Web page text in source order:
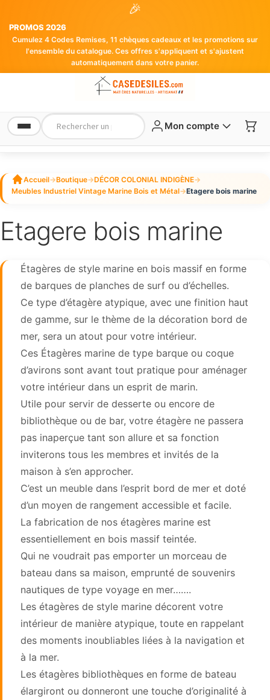
🎉
PROMOS 2026
Cumulez 4 Codes Remises, 11 chèques cadeaux et les promotions sur
l'ensemble du catalogue. Ces offres s'appliquent et s'ajustent
automatiquement dans votre panier.
Mon compte
Accueil→Boutique→DÉCOR COLONIAL INDIGÈNE→
Meubles Industriel Vintage Marine Bois et Métal→Etagere bois marine
Etagere bois marine
Étagères de style marine en bois massif en forme
de barques de planches de surf ou d’échelles.
Ce type d’étagère atypique, avec une finition haut
de gamme, sur le thème de la décoration bord de
mer, sera un atout pour votre intérieur.
Ces Étagères marine de type barque ou coque
d’avirons sont avant tout pratique pour aménager
votre intérieur dans un esprit de marin.
Utile pour servir de desserte ou encore de
bibliothèque ou de bar, votre étagère ne passera
pas inaperçue tant son allure et sa fonction
inviterons tous les membres et invités de la
maison à s’en approcher.
C’est un meuble dans l’esprit bord de mer et doté
d’un moyen de rangement accessible et facile.
La fabrication de nos étagères marine est
essentiellement en bois massif teintée.
Qui ne voudrait pas emporter un morceau de
bateau dans sa maison, emprunté de souvenirs
nautiques de type voyage en mer…….
Les étagères de style marine décorent votre
intérieur de manière atypique, toute en rappelant
des moments inoubliables liées à la navigation et
à la mer.
Les étagères bibliothèques en forme de bateau
élargiront ou donneront une touche d’originalité à